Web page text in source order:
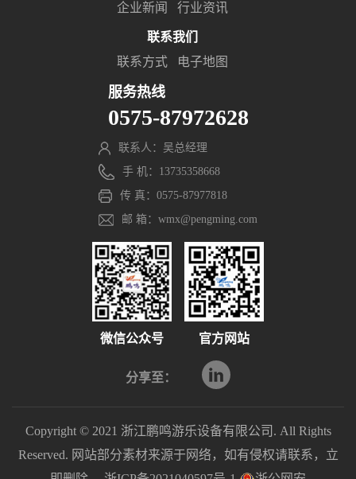
企业新闻
行业资讯
联系我们
联系方式
电子地图
服务热线
0575-87972628
联系人：吴总经理
手 机：13735358668
传 真：0575-87977818
邮 箱：wmx@pengming.com
微信公众号 官方网站
分享至：
Copyright © 2021 浙江鹏鸣游乐设备有限公司. All Rights
Reserved. 网站部分素材来源于网络，如有侵权请联系，立